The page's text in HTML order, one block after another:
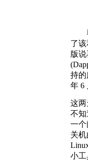
尊
了该
版说
持
年 6
这
不知
一
关
小工